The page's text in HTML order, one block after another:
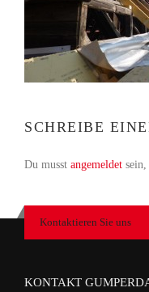
SCHREIBE
Du musst angemeldet sein,
Kontaktieren Sie uns
KONTAKT